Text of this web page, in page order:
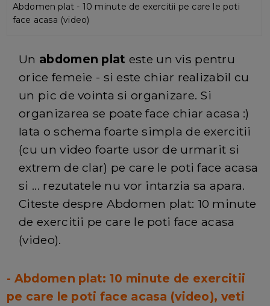
Abdomen plat - 10 minute de exercitii pe care le poti
face acasa (video)
Un abdomen plat este un vis pentru
orice femeie - si este chiar realizabil cu
un pic de vointa si organizare. Si
organizarea se poate face chiar acasa :)
Iata o schema foarte simpla de exercitii
(cu un video foarte usor de urmarit si
extrem de clar) pe care le poti face acasa
si ... rezutatele nu vor intarzia sa apara.
Citeste despre Abdomen plat: 10 minute
de exercitii pe care le poti face acasa
(video).
- Abdomen plat: 10 minute de exercitii
pe care le poti face acasa (video), veti